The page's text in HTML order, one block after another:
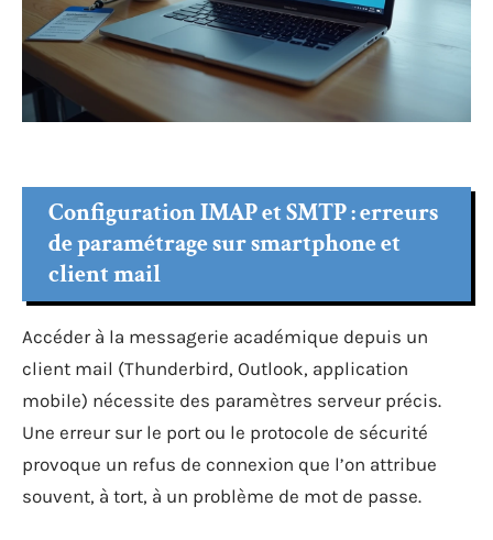
Configuration IMAP et SMTP : erreurs
de paramétrage sur smartphone et
client mail
Accéder à la messagerie académique depuis un
client mail (Thunderbird, Outlook, application
mobile) nécessite des paramètres serveur précis.
Une erreur sur le port ou le protocole de sécurité
provoque un refus de connexion que l’on attribue
souvent, à tort, à un problème de mot de passe.